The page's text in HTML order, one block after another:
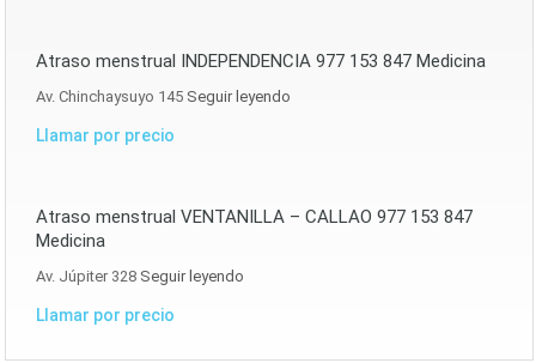
Atraso menstrual INDEPENDENCIA 977 153 847 Medicina
Av. Chinchaysuyo 145 Seguir leyendo
Llamar por precio
Atraso menstrual VENTANILLA – CALLAO 977 153 847
Medicina
Av. Júpiter 328 Seguir leyendo
Llamar por precio